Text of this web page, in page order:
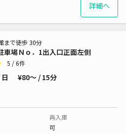
詳細へ
車場Ｎｏ．1出入口正面左側
まで徒歩 30分
5 / 6件
¥80〜 / 15分
再入庫
可